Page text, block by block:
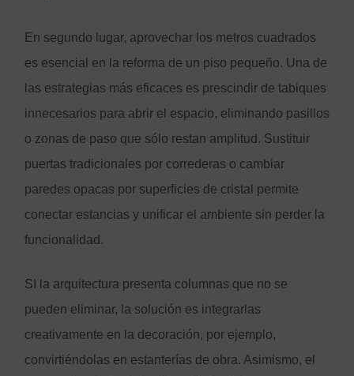
En segundo lugar, aprovechar los metros cuadrados
es esencial en la reforma de un piso pequeño. Una de
las estrategias más eficaces es prescindir de tabiques
innecesarios para abrir el espacio, eliminando pasillos
o zonas de paso que sólo restan amplitud. Sustituir
puertas tradicionales por correderas o cambiar
paredes opacas por superficies de cristal permite
conectar estancias y unificar el ambiente sin perder la
funcionalidad.
SI la arquitectura presenta columnas que no se
pueden eliminar, la solución es integrarlas
creativamente en la decoración, por ejemplo,
convirtiéndolas en estanterías de obra. Asimismo, el